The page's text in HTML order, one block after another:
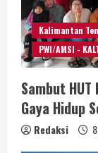
Kalimantan
PWI/AMSI -
Sambut
Gaya Hidup
Redaksi